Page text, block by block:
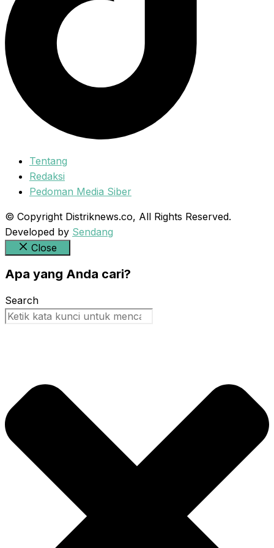
Tentang
Redaksi
Pedoman Media Siber
© Copyright Distriknews.co, All Rights Reserved.
Developed by Sendang
Close
Apa yang Anda cari?
Search